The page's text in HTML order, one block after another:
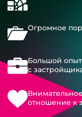
Огромное
Большой
с
отношение к